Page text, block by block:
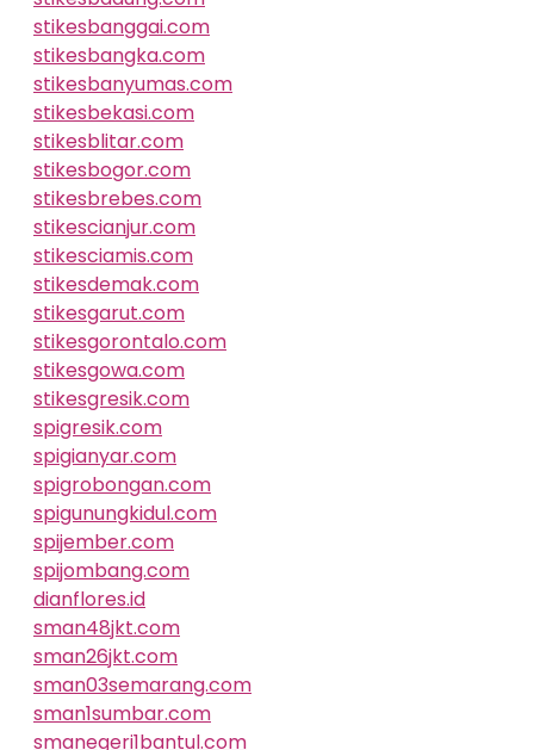
stikesbanggai.com
stikesbangka.com
stikesbanyumas.com
stikesbekasi.com
stikesblitar.com
stikesbogor.com
stikesbrebes.com
stikescianjur.com
stikesciamis.com
stikesdemak.com
stikesgarut.com
stikesgorontalo.com
stikesgowa.com
stikesgresik.com
spigresik.com
spigianyar.com
spigrobongan.com
spigunungkidul.com
spijember.com
spijombang.com
dianflores.id
sman48jkt.com
sman26jkt.com
sman03semarang.com
sman1sumbar.com
smanegeri1bantul.com